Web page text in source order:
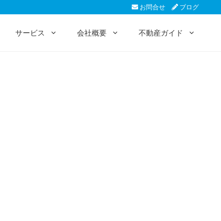
お問合せ ブログ
サービス 会社概要 不動産ガイド